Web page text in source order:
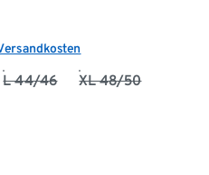
L 44/46 XL 48/50